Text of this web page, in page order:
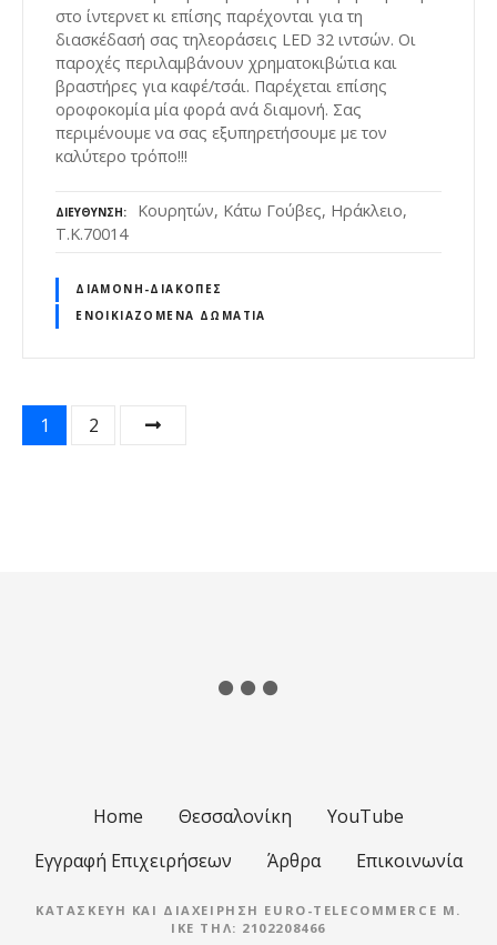
στο ίντερνετ κι επίσης παρέχονται για τη
διασκέδασή σας τηλεοράσεις LED 32 ιντσών. Οι
παροχές περιλαμβάνουν χρηματοκιβώτια και
βραστήρες για καφέ/τσάι. Παρέχεται επίσης
οροφοκομία μία φορά ανά διαμονή. Σας
περιμένουμε να σας εξυπηρετήσουμε με τον
καλύτερο τρόπο!!!
ΔΙΕΎΘΥΝΣΗ
Κουρητών, Κάτω Γούβες, Ηράκλειο,
Τ.Κ.70014
ΔΙΑΜΟΝΉ-ΔΙΑΚΟΠΈΣ
ΕΝΟΙΚΙΑΖΌΜΕΝΑ ΔΩΜΆΤΙΑ
Θ
γ
η
1 2
Home Θεσσαλονίκη
YouTube
Εγγραφή Επιχειρήσεων
Άρθρα Επικοινωνία
ΚΑΤΑΣΚΕΥΉ ΚΑΙ ΔΙΑΧΕΊΡΗΣΗ EURO-TELECOMMERCE M.
IKE ΤΗΛ: 2102208466